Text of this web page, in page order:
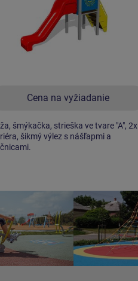
Cena na vyžiadanie
šmýkačka, strieška ve tvare "A", 2x
šikmý výlez s nášľapmi a